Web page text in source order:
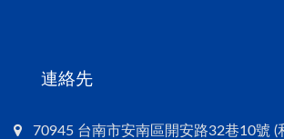
連絡先
70945 台南市安南區開安路32巷10號 (